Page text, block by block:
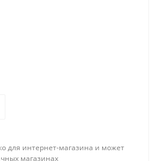
для интернет-магазина и может
магазинах